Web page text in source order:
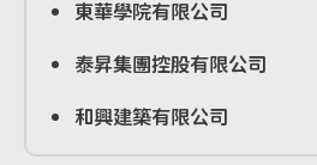
東華學院有限公司
泰昇集團控股有限公司
和興建築有限公司